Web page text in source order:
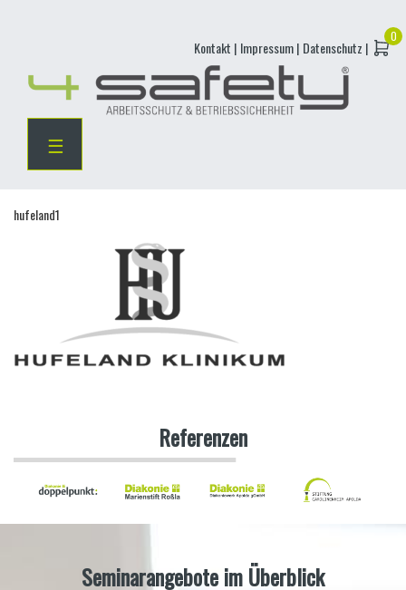
content
Kontakt | Impressum | Datenschutz |
☰
hufeland1
Referenzen
Seminarangebote im Überblick